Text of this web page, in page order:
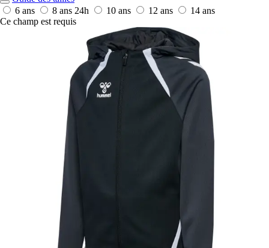
6 ans
8 ans 24h 10 ans 12 ans
14 ans
Ce champ est requis